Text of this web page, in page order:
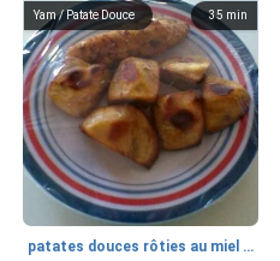
35 min
Yam / Patate Douce
patates douces rôties au miel / kumara